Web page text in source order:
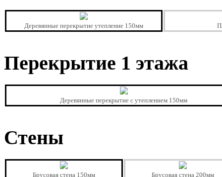
Деревянные перекрытие утепление 150мм
Перекрытие 1 этажа
Деревянные перекрытие с утеплением 150мм
Стены
Брусовая стена 150мм Брусовая стена 200мм